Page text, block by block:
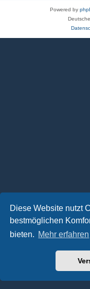
Diese Website nutzt
bestmöglichen
bieten. Mehr erfahren
Powered by